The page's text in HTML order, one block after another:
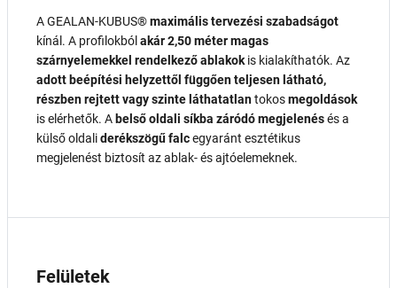
A GEALAN-KUBUS®maximális tervezési szabadságot
kínál. A profilokból akár 2,50 méter magas
szárnyelemekkel rendelkező ablakok is kialakíthatók. Az
adott beépítési helyzettől függőenteljesen látható,
részben rejtett vagy szinte láthatatlantokosmegoldások
is elérhetők. A belső oldali síkba záródó megjelenésés a
külső oldaliderékszögű falcegyaránt esztétikus
megjelenést biztosít az ablak- és ajtóelemeknek.
Felületek